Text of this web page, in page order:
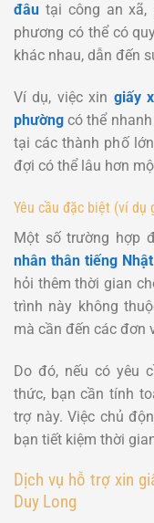
đâu tại công an
phương có thể có
khác nhau, dẫn đến
Ví dụ, việc xin giấy
phường có thể
tại các thành phố
đợi có thể lâu hơn
Yêu cầu đặc biệt (ví dụ
Một số trường hợp
nhân thân tiếng Nhật
hỏi thêm thời gian
trình này không
mà cần đến các đơn
Do đó, nếu có yêu
thức, bạn cần tính
trợ này. Việc chủ
bạn tiết kiệm thời
Dịch vụ hỗ trợ xin
Duy Long